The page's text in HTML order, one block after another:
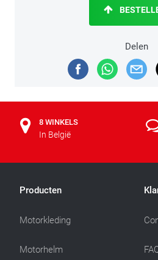
Delen
8 WINKELS
In België
Producten
Motorkleding
Motorhelm